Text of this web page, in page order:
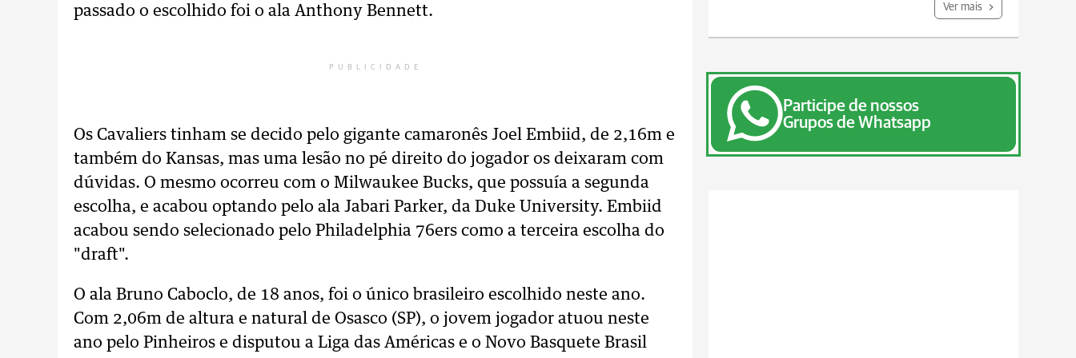
passado o escolhido foi o ala Anthony Bennett.
PUBLICIDADE
Os Cavaliers tinham se decido pelo gigante camaronês Joel Embiid, de 2,16m e
também do Kansas, mas uma lesão no pé direito do jogador os deixaram com
dúvidas. O mesmo ocorreu com o Milwaukee Bucks, que possuía a segunda
escolha, e acabou optando pelo ala Jabari Parker, da Duke University. Embiid
acabou sendo selecionado pelo Philadelphia 76ers como a terceira escolha do
"draft".
O ala Bruno Caboclo, de 18 anos, foi o único brasileiro escolhido neste ano.
Com 2,06m de altura e natural de Osasco (SP), o jovem jogador atuou neste
ano pelo Pinheiros e disputou a Liga das Américas e o Novo Basquete Brasil
Ver mais
Participe de nossos
Grupos de Whatsapp